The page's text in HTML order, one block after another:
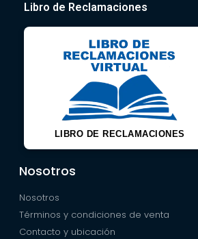
Libro de Reclamaciones
LIBRO DE RECLAMACIONES
Nosotros
Nosotros
Términos y condiciones de venta
Contacto y ubicación